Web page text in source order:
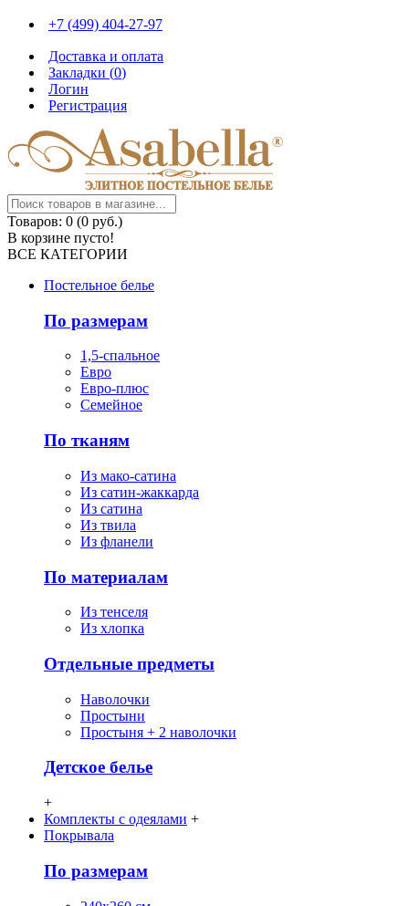
+7 (499) 404-27-97
Доставка и оплата
Закладки (0)
Логин
Регистрация
Товаров: 0 (0 руб.)
В корзине пусто!
ВСЕ КАТЕГОРИИ
Постельное белье
По размерам
1,5-спальное
Евро
Евро-плюс
Семейное
По тканям
Из мако-сатина
Из сатин-жаккарда
Из сатина
Из твила
Из фланели
По материалам
Из тенселя
Из хлопка
Отдельные предметы
Наволочки
Простыни
Простыня + 2 наволочки
Детское белье
+
Комплекты с одеялами +
Покрывала
По размерам